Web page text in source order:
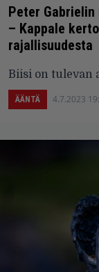
Peter
– Kappale
rajallisuudesta
Biisi on tulevan
ÄÄNTÄ 4.7.2023